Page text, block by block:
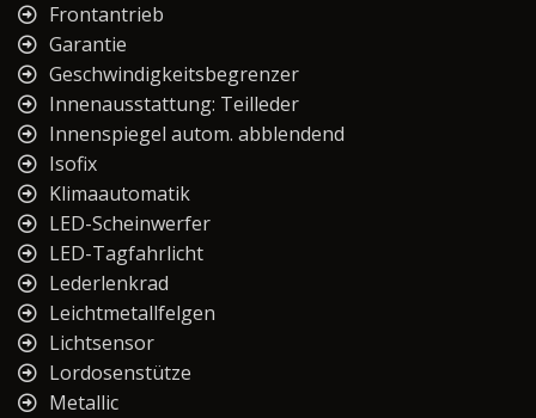
Frontantrieb
Garantie
Geschwindigkeitsbegrenzer
Innenausstattung: Teilleder
Innenspiegel autom. abblendend
Isofix
Klimaautomatik
LED-Scheinwerfer
LED-Tagfahrlicht
Lederlenkrad
Leichtmetallfelgen
Lichtsensor
Lordosenstütze
Metallic